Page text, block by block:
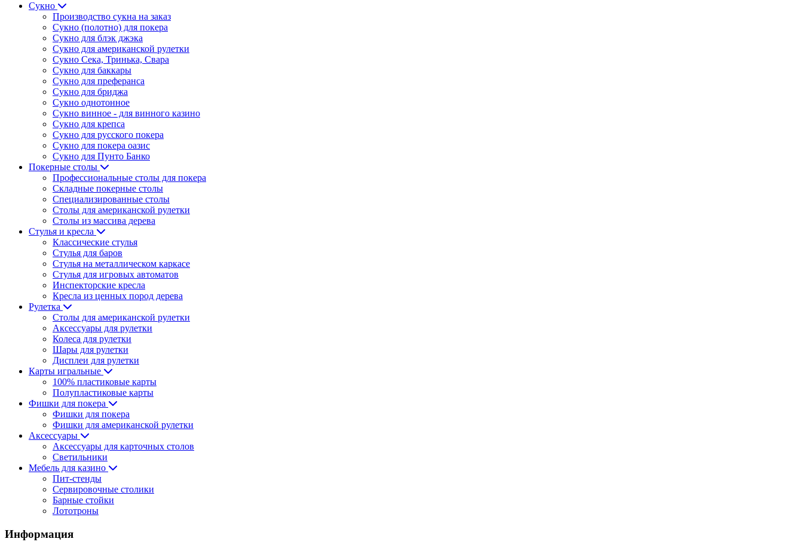
Сукно
Производство сукна на заказ
Сукно (полотно) для покера
Сукно для блэк джэка
Сукно для американской рулетки
Сукно Сека, Тринька, Свара
Сукно для баккары
Сукно для преферанса
Сукно для бриджа
Сукно однотонное
Сукно винное - для винного казино
Сукно для крепса
Сукно для русского покера
Сукно для покера оазис
Сукно для Пунто Банко
Покерные столы
Профессиональные столы для покера
Складные покерные столы
Специализированные столы
Столы для американской рулетки
Столы из массива дерева
Стулья и кресла
Классические стулья
Стулья для баров
Стулья на металлическом каркасе
Стулья для игровых автоматов
Инспекторские кресла
Кресла из ценных пород дерева
Рулетка
Столы для американской рулетки
Аксессуары для рулетки
Колеса для рулетки
Шары для рулетки
Дисплеи для рулетки
Карты игральные
100% пластиковые карты
Полупластиковые карты
Фишки для покера
Фишки для покера
Фишки для американской рулетки
Аксессуары
Аксессуары для карточных столов
Светильники
Мебель для казино
Пит-стенды
Сервировочные столики
Барные стойки
Лототроны
Информация